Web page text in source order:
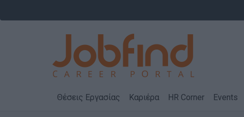
Θέσεις Εργασίας Καριέρα HR Corner Events